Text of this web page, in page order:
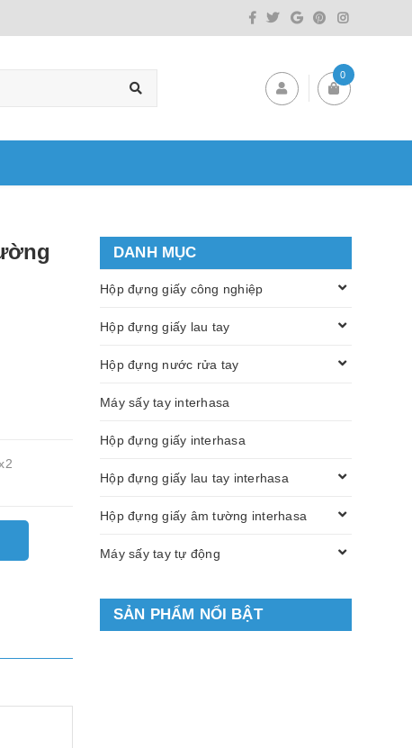
0
DANH MỤC
Hộp đựng giấy công nghiệp
Hộp đựng giấy lau tay
Hộp đựng nước rửa tay
Máy sấy tay interhasa
Hộp đựng giấy interhasa
Hộp đựng giấy lau tay interhasa
Hộp đựng giấy âm tường interhasa
Máy sấy tay tự động
SẢN PHẨM NỔI BẬT